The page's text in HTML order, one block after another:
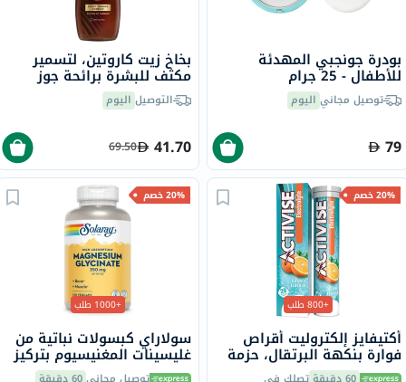
بودرة جونجبي المهدئة
للأطفال - 25 جرام
توصيل مجاني اليوم
79
بخاخ زيت كاروتين، لتسمير
مكثف للبشرة برائحة جوز
الهند، 200 مل
التوصيل اليوم
41.70
69.50
20% خصم
+800 طلب
أكتيفايز إلكتروليت أقراص
فوارة بنكهة البرتقال، حزمة
من 20
20% خصم
+1000 طلب
سولاراي كبسولات نباتية من
غليسينات المغنيسيوم بتركيز
350 ملجم لصحة العظام